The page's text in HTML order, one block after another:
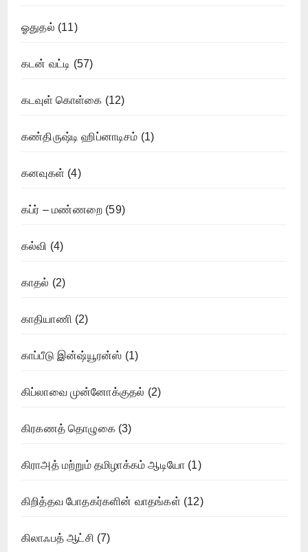
ஓதுதல் (11)
கடன் வட்டி (57)
கடவுள் கொள்கை (12)
கண்திருஷ்டி ஹிப்னாடிசம் (1)
கனவுகள் (4)
கப்ர் – மண்ணறை (59)
கல்வி (4)
காதல் (2)
காதியாணி (2)
காப்பீடு இன்ஷ்யூரன்ஸ் (1)
கிப்லாவை முன்னோக்குதல் (2)
கிரகணத் தொழுகை(3)
கிராஅத் மற்றும் தமிழாக்கம் ஆடியோ (1)
கிறித்தவ போதகர்களின் வாதங்கள் (12)
கிலாஃபத் ஆட்சி (7)